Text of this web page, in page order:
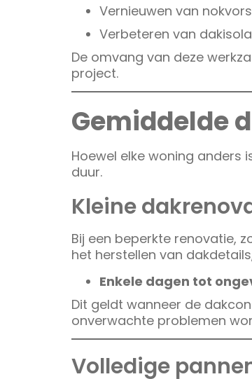
Vernieuwen van
Verbeteren van
De omvang van deze
project.
Gemiddelde
Hoewel elke woning anders
duur.
Kleine
Bij een beperkte renovatie,
het herstellen van
Enkele dagen tot
Dit geldt wanneer de
onverwachte problemen
Volledige